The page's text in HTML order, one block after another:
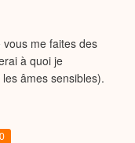
me faites des
à quoi je
âmes sensibles).
0